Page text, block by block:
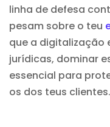
linha de defesa
pesam sobre o teu
que a digitalização
jurídicas, dominar
essencial para
os dos teus clientes.